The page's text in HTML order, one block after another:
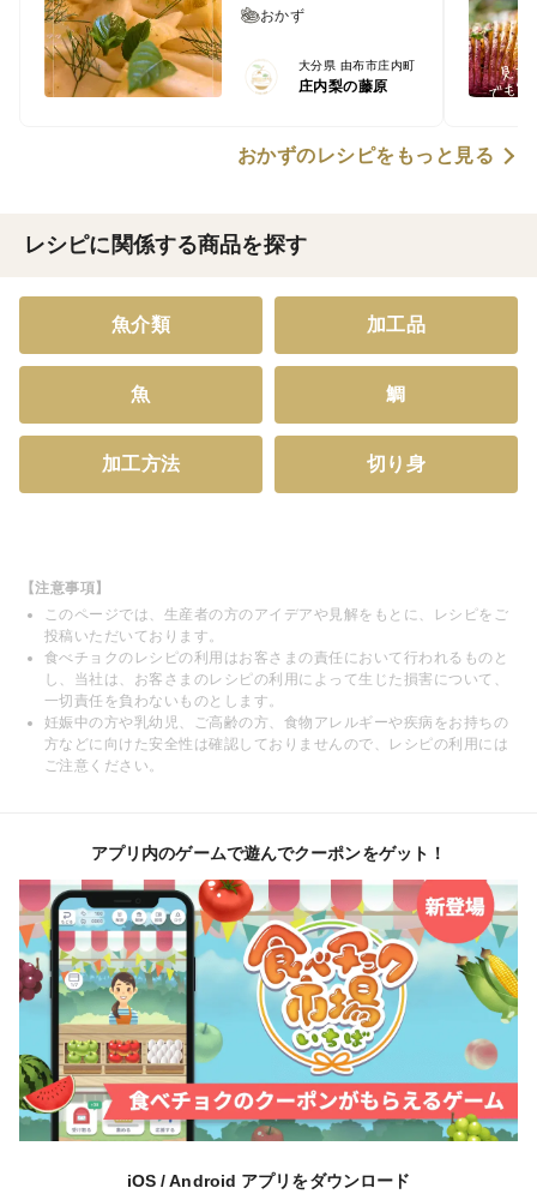
おかず
大分県 由布市庄内町
庄内梨の藤原
おかずのレシピをもっと見る
レシピに関係する商品を探す
魚介類 加工品
魚 鯛
加工方法 切り身
【注意事項】
このページでは、生産者の方のアイデアや見解をもとに、レシピをご
投稿いただいております。
食べチョクのレシピの利用はお客さまの責任において行われるものと
し、当社は、お客さまのレシピの利用によって生じた損害について、
一切責任を負わないものとします。
妊娠中の方や乳幼児、ご高齢の方、食物アレルギーや疾病をお持ちの
方などに向けた安全性は確認しておりませんので、レシピの利用には
ご注意ください。
アプリ内のゲームで遊んでクーポンをゲット！
iOS / Android アプリをダウンロード